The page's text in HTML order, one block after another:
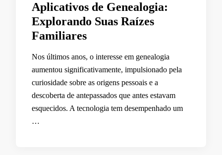
Aplicativos de Genealogia:
Explorando Suas Raízes
Familiares
Nos últimos anos, o interesse em genealogia
aumentou significativamente, impulsionado pela
curiosidade sobre as origens pessoais e a
descoberta de antepassados que antes estavam
esquecidos. A tecnologia tem desempenhado um
…